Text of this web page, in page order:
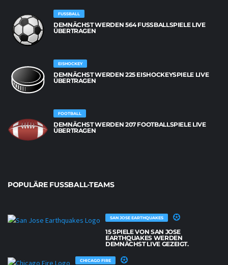
FUSSBALL
DEMNÄCHST WERDEN 564 FUSSBALLSPIELE LIVE Ü
BERTRAGEN
EISHOCKEY
DEMNÄCHST WERDEN 225 EISHOCKEYSPIELE LIVE
ÜBERTRAGEN
FOOTBALL
DEMNÄCHST WERDEN 207 FOOTBALLSPIELE LIVE
ÜBERTRAGEN
POPULÄRE FUSSBALL-TEAMS
SAN JOSE EARTHQUAKES
15 SPIELE VON SAN JOSE
EARTHQUAKES WERDEN
DEMNÄCHST LIVE GEZEIGT.
CHICAGO FIRE